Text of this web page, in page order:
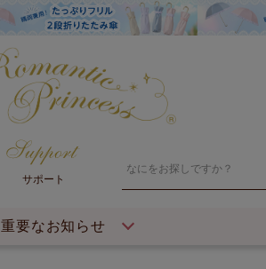
サポート
重要なお知らせ